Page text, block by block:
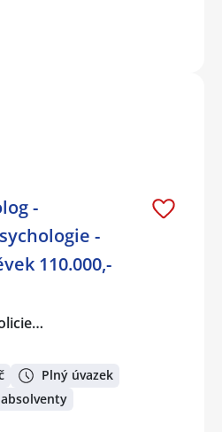
-
-
110.000,-
Plný úvazek